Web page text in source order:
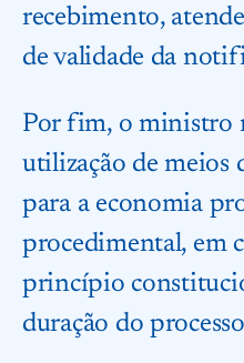
recebimento,
de validade da
Por fim, o ministro
utilização de
para a economia
procedimental, em
princípio
duração do